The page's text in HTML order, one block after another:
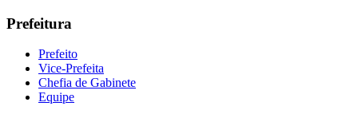
Prefeitura
Prefeito
Vice-Prefeita
Chefia de Gabinete
Equipe